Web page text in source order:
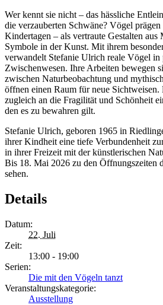
Wer kennt sie nicht – das hässliche
die verzauberten Schwäne? Vögel
Kindertagen – als vertraute Gestalten
Symbole in der Kunst. Mit ihrem
verwandelt Stefanie Ulrich reale Vögel in
Zwischenwesen. Ihre Arbeiten bewegen
zwischen Naturbeobachtung und
öffnen einen Raum für neue
zugleich an die Fragilität und Schönheit
den es zu bewahren gilt.
Stefanie Ulrich, geboren 1965 in
ihrer Kindheit eine tiefe Verbundenheit
in ihrer Freizeit mit der künstlerischen
Bis 18. Mai 2026 zu den Öffnungszeiten
sehen.
Details
Datum:
22. Juli
Zeit:
13:00 - 19:00
Serien:
Die mit den Vögeln tanzt
Veranstaltungskategorie:
Ausstellung